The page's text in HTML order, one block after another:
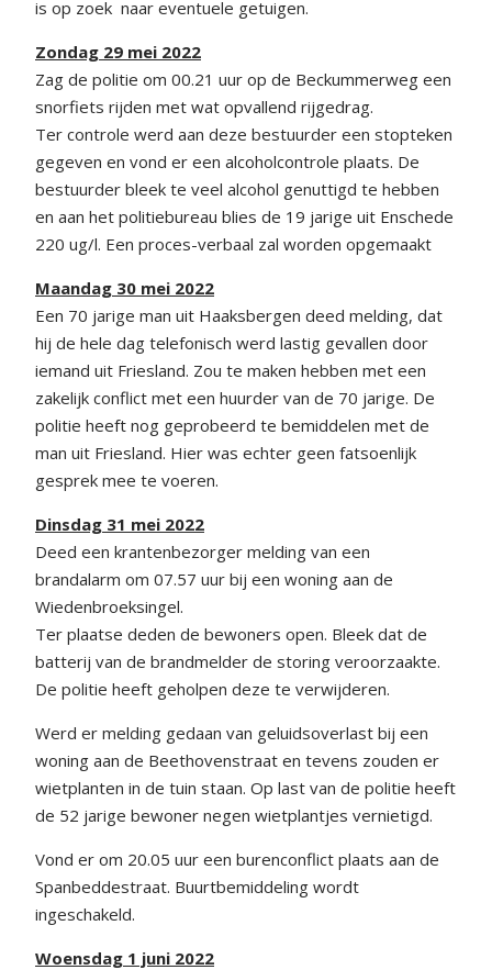
is op zoek naar eventuele getuigen.
Zondag 29 mei 2022
Zag de politie om 00.21 uur op de Beckummerweg een
snorfiets rijden met wat opvallend rijgedrag.
Ter controle werd aan deze bestuurder een stopteken
gegeven en vond er een alcoholcontrole plaats. De
bestuurder bleek te veel alcohol genuttigd te hebben
en aan het politiebureau blies de 19 jarige uit Enschede
220 ug/l. Een proces-verbaal zal worden opgemaakt
Maandag 30 mei 2022
Een 70 jarige man uit Haaksbergen deed melding, dat
hij de hele dag telefonisch werd lastig gevallen door
iemand uit Friesland. Zou te maken hebben met een
zakelijk conflict met een huurder van de 70 jarige. De
politie heeft nog geprobeerd te bemiddelen met de
man uit Friesland. Hier was echter geen fatsoenlijk
gesprek mee te voeren.
Dinsdag 31 mei 2022
Deed een krantenbezorger melding van een
brandalarm om 07.57 uur bij een woning aan de
Wiedenbroeksingel.
Ter plaatse deden de bewoners open. Bleek dat de
batterij van de brandmelder de storing veroorzaakte.
De politie heeft geholpen deze te verwijderen.
Werd er melding gedaan van geluidsoverlast bij een
woning aan de Beethovenstraat en tevens zouden er
wietplanten in de tuin staan. Op last van de politie heeft
de 52 jarige bewoner negen wietplantjes vernietigd.
Vond er om 20.05 uur een burenconflict plaats aan de
Spanbeddestraat. Buurtbemiddeling wordt
ingeschakeld.
Woensdag 1 juni 2022